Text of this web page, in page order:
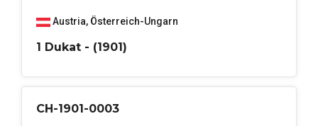
Austria, Österreich-Ungarn
1 Dukat - (1901)
CH-1901-0003